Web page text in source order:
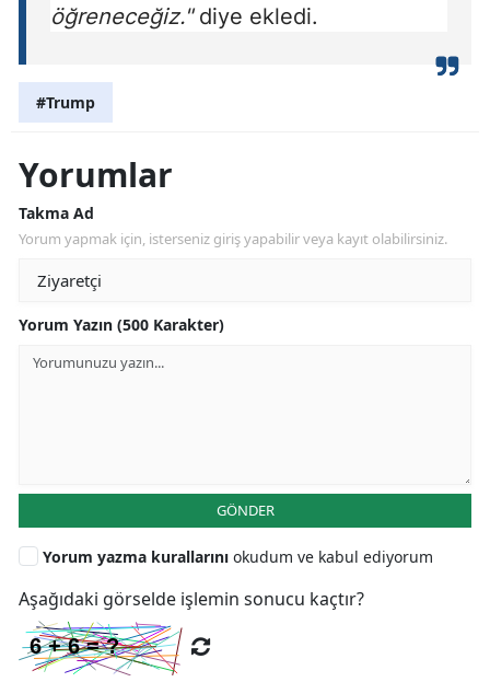
öğreneceğiz."diye ekledi.
#Trump
Yorumlar
Takma Ad
Yorum yapmak için, isterseniz giriş yapabilir veya kayıt olabilirsiniz.
Yorum Yazın (500 Karakter)
GÖNDER
Yorum yazma kurallarını okudum ve kabul ediyorum
Aşağıdaki görselde işlemin sonucu kaçtır?